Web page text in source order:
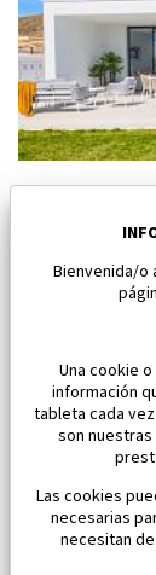
Baños y
Dormitorios:4
1 101 500 €
Bienvenida/o
Una cookie
información
tableta cada
son
Las cookies
necesarias
necesitan